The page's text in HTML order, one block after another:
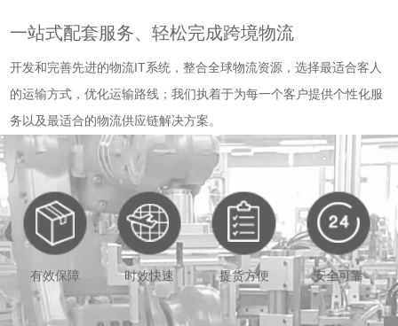
一站式配套服务、轻松完成跨境物流
开发和完善先进的物流IT系统，整合全球物流资源，选择最适合客人
的运输方式，优化运输路线；我们执着于为每一个客户提供个性化服
务以及最适合的物流供应链解决方案。
有效保障 时效快速 提货方便 安全可靠